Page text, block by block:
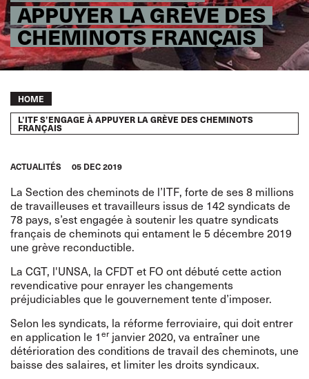
APPUYER LA GRÈVE DES
CHEMINOTS FRANÇAIS
Breadcrumb
HOME
L’ITF S’ENGAGE À APPUYER LA GRÈVE DES CHEMINOTS
FRANÇAIS
ACTUALITÉS 05 DEC 2019
La Section des cheminots de l’ITF, forte de ses 8 millions
de travailleuses et travailleurs issus de 142 syndicats de
78 pays, s’est engagée à soutenir les quatre syndicats
français de cheminots qui entament le 5 décembre 2019
une grève reconductible.
La CGT, l'UNSA, la CFDTet FO ont débuté cette action
revendicative pour enrayer les changements
préjudiciables que le gouvernement tente d’imposer.
Selon les syndicats, la réforme ferroviaire, qui doit entrer
en application le 1erjanvier 2020, va entraîner une
détérioration des conditions de travail des cheminots, une
baisse des salaires, et limiter les droits syndicaux.